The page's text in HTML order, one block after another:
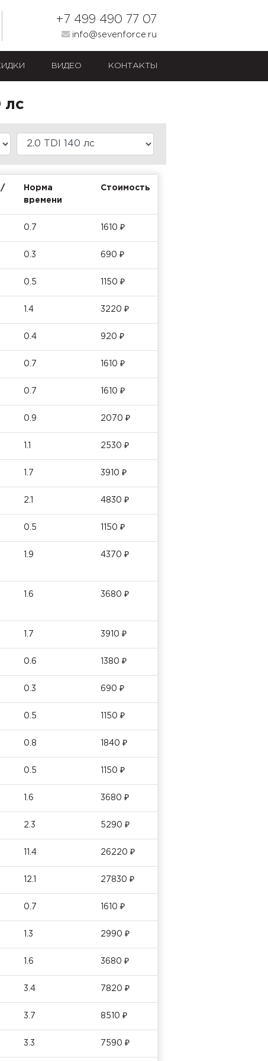
+7 499 490 77 07
info@sevenforce.ru
ВИДЕО КОНТАКТЫ
лс
Норма
времени
Стоимость
0.7 1610 ₽
0.3 690 ₽
0.5 1150 ₽
1.4 3220 ₽
0.4 920 ₽
0.7 1610 ₽
0.7 1610 ₽
0.9 2070 ₽
2530 ₽
1.7 3910 ₽
2.1 4830 ₽
0.5 1150 ₽
1.9 4370 ₽
1.6 3680 ₽
1.7 3910 ₽
0.6 1380 ₽
0.3 690 ₽
0.5 1150 ₽
0.8 1840 ₽
0.5 1150 ₽
1.6 3680 ₽
2.3 5290 ₽
11.4 26220 ₽
12.1 27830 ₽
0.7 1610 ₽
1.3 2990 ₽
1.6 3680 ₽
3.4 7820 ₽
3.7 8510 ₽
3.3 7590 ₽